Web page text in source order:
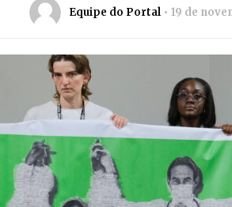
Equipe do Portal 19 de